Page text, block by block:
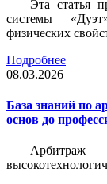
Эта статья
системы
физических
Подробнее
08.03.2026
База знаний по
основ до